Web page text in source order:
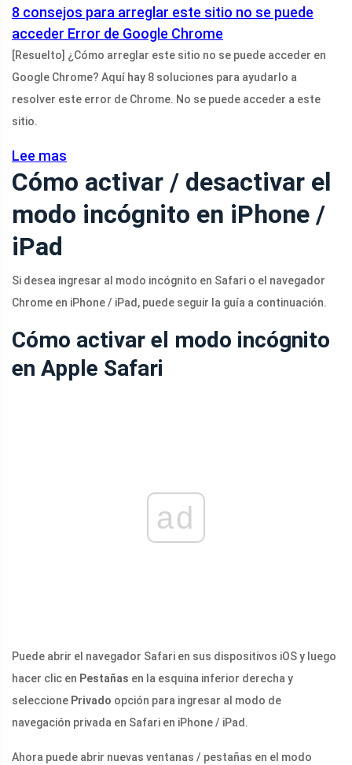
8 consejos para arreglar este sitio no se puede
acceder Error de Google Chrome
[Resuelto] ¿Cómo arreglar este sitio no se puede acceder en
Google Chrome? Aquí hay 8 soluciones para ayudarlo a
resolver este error de Chrome. No se puede acceder a este
sitio.
Lee mas
Cómo activar / desactivar el
modo incógnito en iPhone /
iPad
Si desea ingresar al modo incógnito en Safari o el navegador
Chrome en iPhone / iPad, puede seguir la guía a continuación.
Cómo activar el modo incógnito
en Apple Safari
ad
Puede abrir el navegador Safari en sus dispositivos iOS y luego
hacer clic en Pestañas en la esquina inferior derecha y
seleccione Privado opción para ingresar al modo de
navegación privada en Safari en iPhone / iPad.
Ahora puede abrir nuevas ventanas / pestañas en el modo